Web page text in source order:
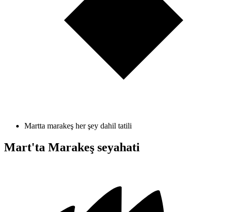
Martta marakeş her şey dahil tatili
Mart'ta Marakeş seyahati